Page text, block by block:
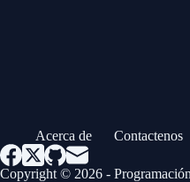
Acerca de Contactenos
Copyright © 2026 -